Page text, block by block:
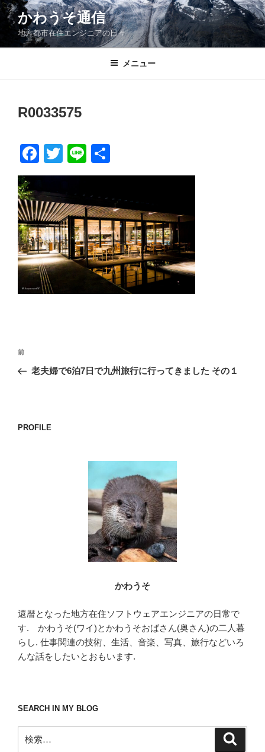
コ
ン
ン
かわうそ通信
地方都市在住エンジニアの日々
メニュー
R0033575
F
a
c
e
b
o
o
k
T
wi
tt
er
Li
n
e
有
投
ナ
ー
前
の
前
老夫婦で6泊7日で九州旅行に行ってきました その１
PROFILE
かわうそ
還暦となった地方在住ソフトウェアエンジニアの日常で
す. かわうそ(ワイ)とかわうそおばさん(奥さん)の二人暮
らし. 仕事関連の技術、生活、音楽、写真、旅行などいろ
んな話をしたいとおもいます.
SEARCH IN MY BLOG
索: